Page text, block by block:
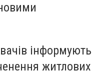
інформують
житлових